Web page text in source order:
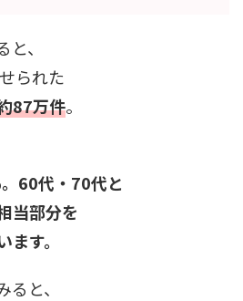
、
られた
87万件。
60代・70代と
当部分を
す。
と、